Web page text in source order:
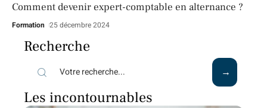
Comment devenir expert-comptable en alternance ?
Formation 25 décembre 2024
Recherche
Les incontournables